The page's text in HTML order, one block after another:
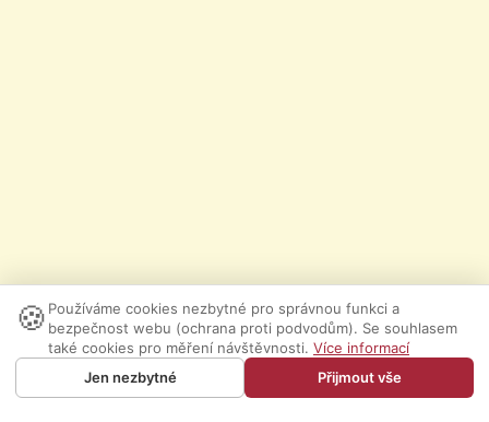
🍪 Používáme cookies nezbytné pro správnou funkci a
bezpečnost webu (ochrana proti podvodům). Se souhlasem
také cookies pro měření návštěvnosti. Více informací
Jen nezbytné
Přijmout vše